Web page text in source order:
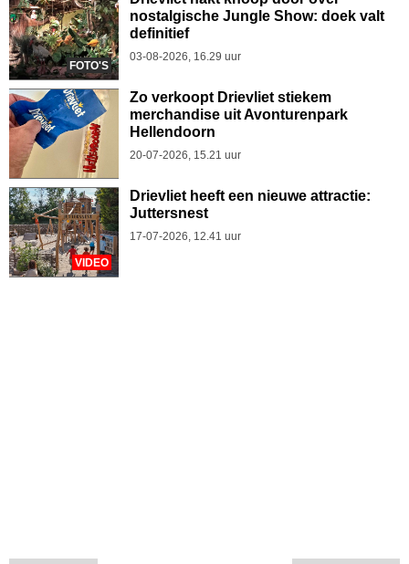
FOTO'S
nostalgische Jungle Show: doek valt
definitief
03-08-2026, 16.29 uur
Zo verkoopt Drievliet stiekem
merchandise uit Avonturenpark
Hellendoorn
20-07-2026, 15.21 uur
VIDEO
Drievliet heeft een nieuwe attractie:
Juttersnest
17-07-2026, 12.41 uur